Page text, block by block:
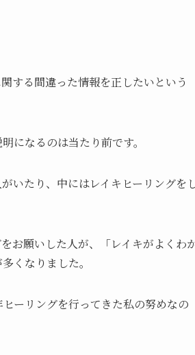
する間違った情報を正したいという
になるのは当たり前です。
いたり、中にはレイキヒーリングを
お願いした人が、「レイキがよくわ
くなりました。
ーリングを行ってきた私の努めなの